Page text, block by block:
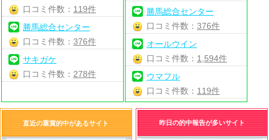
口コミ件数： 119件
勝馬総合センター
口コミ件数：376件
サキガケ
口コミ件数： 278件
勝馬総合センター
口コミ件数： 376件
オールウイン
口コミ件数： 1,594件
ウマフル
口コミ件数： 119件
直近の重賞的中があるサイト 昨日の的中報告が多いサイト